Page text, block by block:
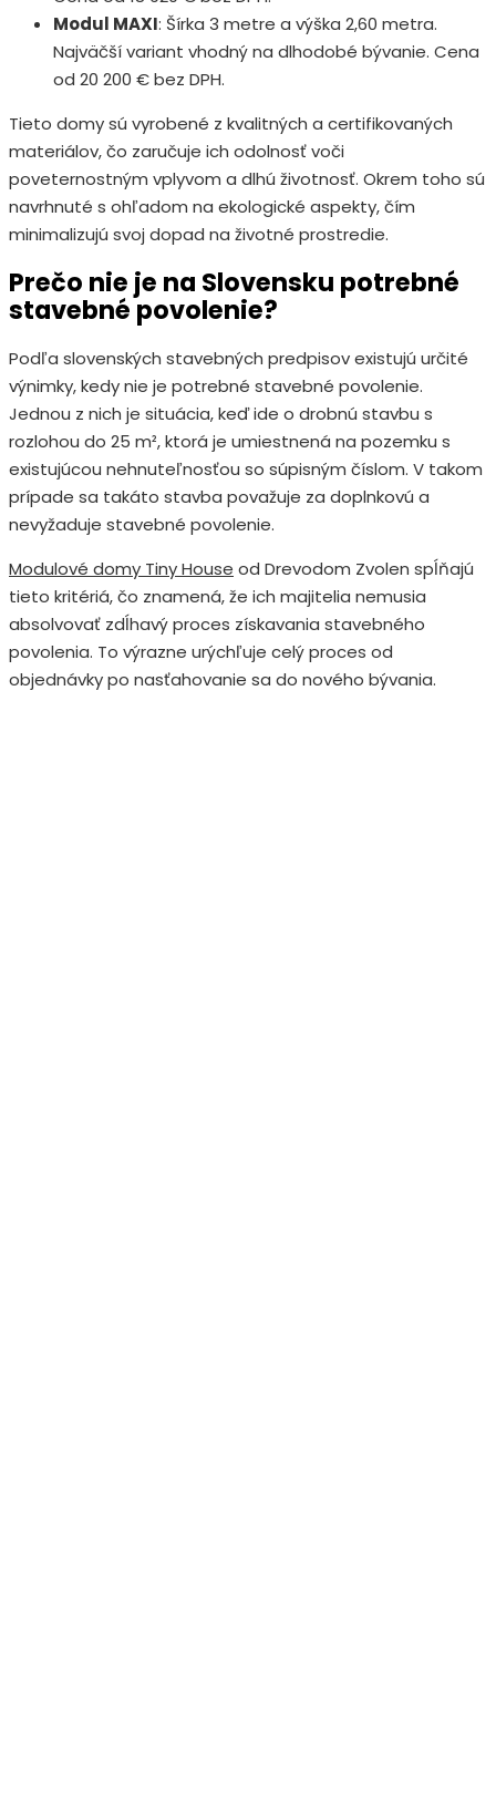
Modul MAXI: Šírka 3 metre a výška 2,60 metra.
Najväčší variant vhodný na dlhodobé bývanie. Cena
od 20 200 € bez DPH.
Tieto domy sú vyrobené z kvalitných a certifikovaných
materiálov, čo zaručuje ich odolnosť voči
poveternostným vplyvom a dlhú životnosť. Okrem toho sú
navrhnuté s ohľadom na ekologické aspekty, čím
minimalizujú svoj dopad na životné prostredie.
Prečo nie je na Slovensku potrebné
stavebné povolenie?
Podľa slovenských stavebných predpisov existujú určité
výnimky, kedy nie je potrebné stavebné povolenie.
Jednou z nich je situácia, keď ide o drobnú stavbu s
rozlohou do 25 m², ktorá je umiestnená na pozemku s
existujúcou nehnuteľnosťou so súpisným číslom. V takom
prípade sa takáto stavba považuje za doplnkovú a
nevyžaduje stavebné povolenie.
Modulové domy Tiny House od Drevodom Zvolen spĺňajú
tieto kritériá, čo znamená, že ich majitelia nemusia
absolvovať zdĺhavý proces získavania stavebného
povolenia. To výrazne urýchľuje celý proces od
objednávky po nasťahovanie sa do nového bývania.